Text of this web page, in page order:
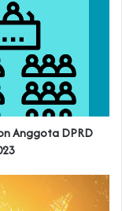
Anggota DPRD